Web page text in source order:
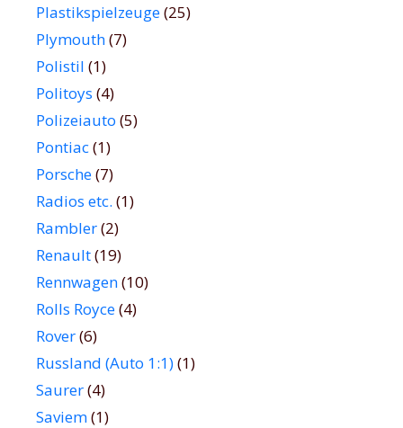
Plastikspielzeuge(25)
Plymouth(7)
Polistil (1)
Politoys (4)
Polizeiauto (5)
Pontiac(1)
Porsche(7)
Radios etc. (1)
Rambler(2)
Renault(19)
Rennwagen(10)
Rolls Royce(4)
Rover(6)
Russland (Auto 1:1)(1)
Saurer(4)
Saviem(1)